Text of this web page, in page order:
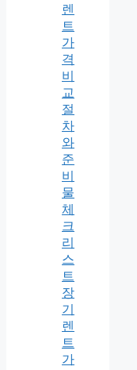
렌
트
가
격
비
교
절
차
와
준
비
물
체
크
리
스
트
장
기
렌
트
가